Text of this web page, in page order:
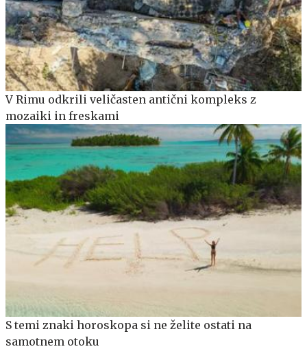
V Rimu odkrili veličasten antični kompleks z
mozaiki in freskami
S temi znaki horoskopa si ne želite ostati na
samotnem otoku